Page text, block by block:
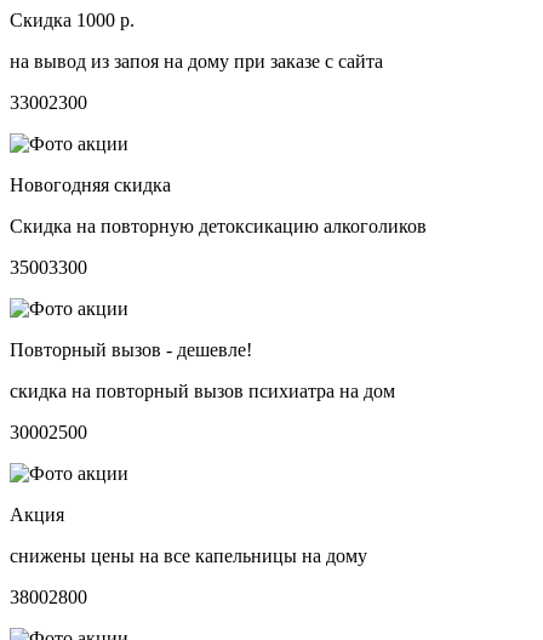
Скидка 1000 р.
на вывод из запоя на дому при заказе с сайта
33002300
Новогодняя скидка
Скидка на повторную детоксикацию алкоголиков
35003300
Повторный вызов - дешевле!
скидка на повторный вызов психиатра на дом
30002500
Акция
снижены цены на все капельницы на дому
38002800